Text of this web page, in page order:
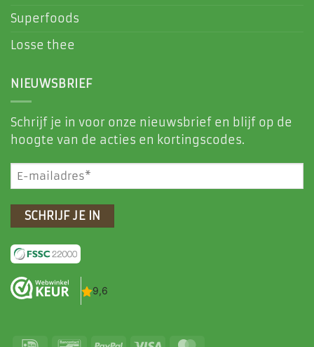
Superfoods
Losse thee
NIEUWSBRIEF
Schrijf je in voor onze nieuwsbrief en blijf op de
hoogte van de acties en kortingscodes.
E-
mailadres
(Vereist)